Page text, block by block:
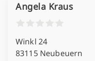
Angela Kraus
Winkl 24
83115 Neubeuern